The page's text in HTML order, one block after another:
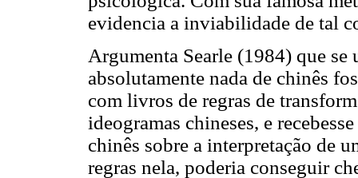
evidencia a inviabilidade de tal
Argumenta Searle (1984) que se
absolutamente nada de chinês
com livros de regras de
ideogramas chineses, e
chinês sobre a interpretação de
regras nela, poderia conseguir